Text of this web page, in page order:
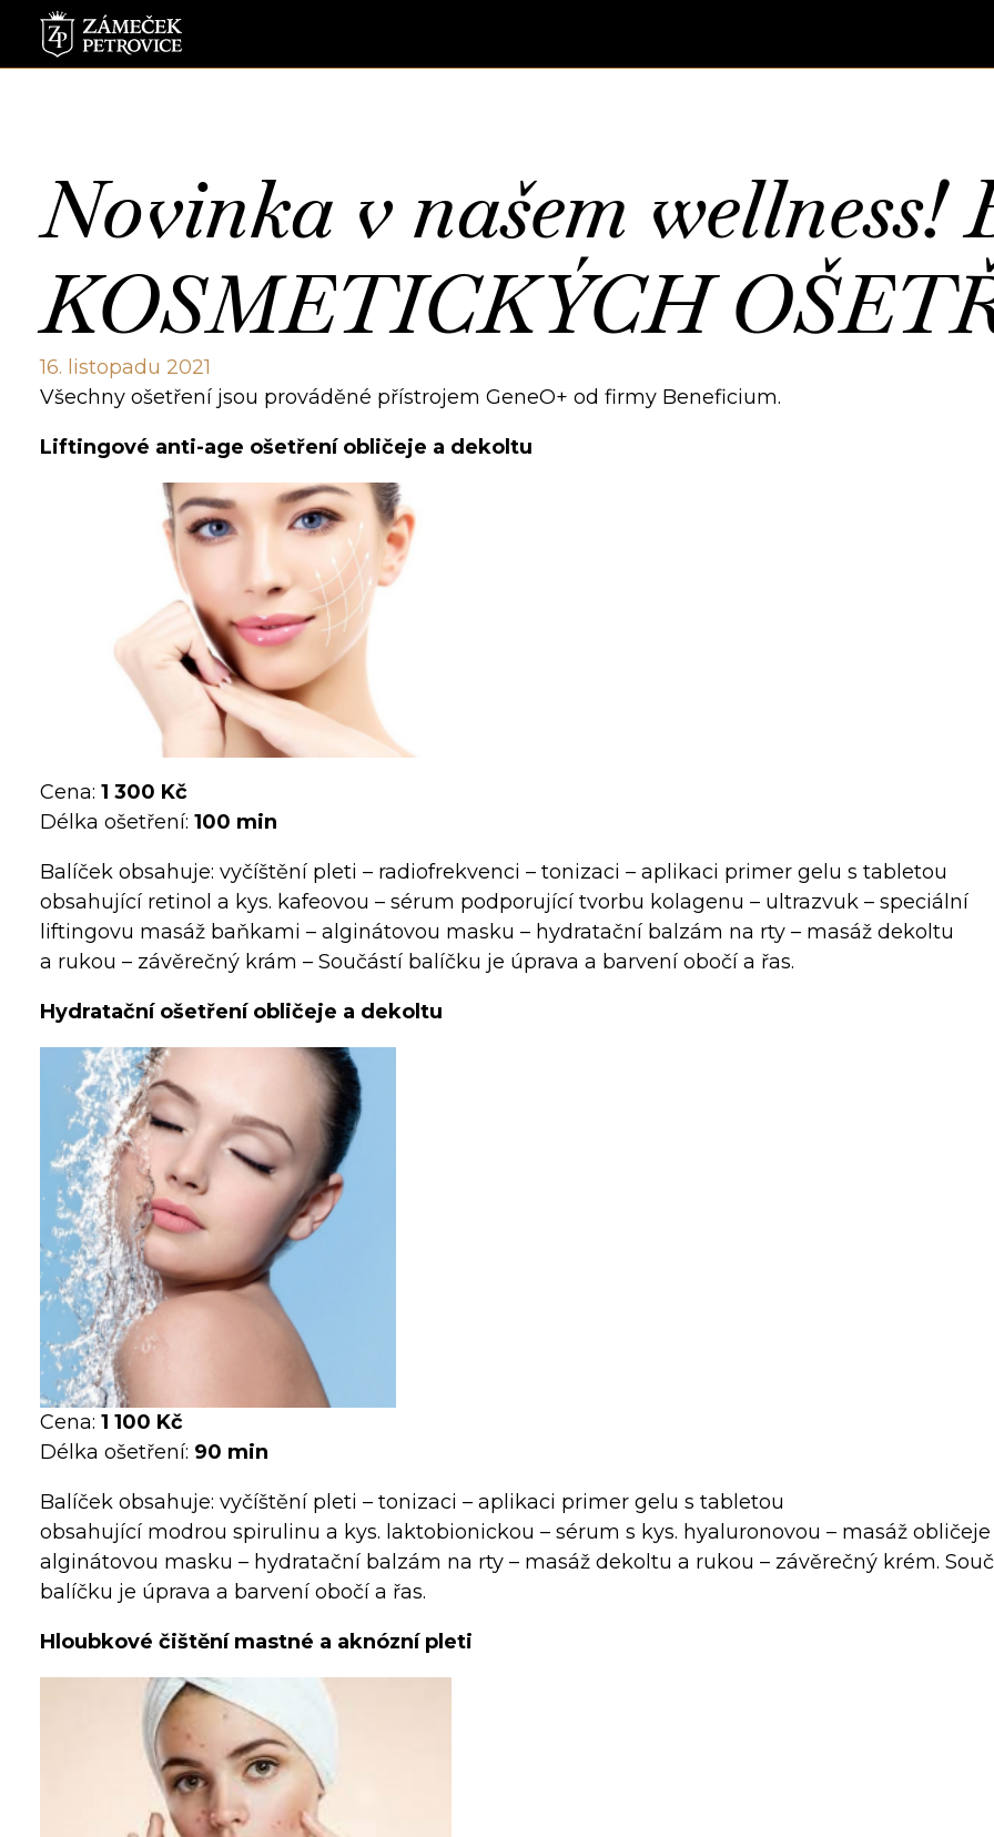
Novinka v našem wellness!
KOSMETICKÝCH
16. listopadu 2021
Všechny ošetření jsou prováděné přístrojem GeneO+ od firmy Beneficium.
Liftingové anti-age ošetření obličeje a dekoltu
Cena: 1 300 Kč
Délka ošetření: 100 min
Balíček obsahuje: vyčíštění pleti – radiofrekvenci – tonizaci – aplikaci primer gelu s tabletou
obsahující retinol a kys. kafeovou – sérum podporující tvorbu kolagenu – ultrazvuk – speciální
liftingovu masáž baňkami – alginátovou masku – hydratační balzám na rty – masáž dekoltu
a rukou – závěrečný krám – Součástí balíčku je úprava a barvení obočí a řas.
Hydratační ošetření obličeje a dekoltu
Cena: 1 100 Kč
Délka ošetření: 90 min
Balíček obsahuje: vyčíštění pleti – tonizaci – aplikaci primer gelu s tabletou
obsahující modrou spirulinu a kys. laktobionickou – sérum s kys. hyaluronovou – masáž obličeje
alginátovou masku – hydratační balzám na rty – masáž dekoltu a rukou – závěrečný krém.
balíčku je úprava a barvení obočí a řas.
Hloubkové čištění mastné a aknózní pleti